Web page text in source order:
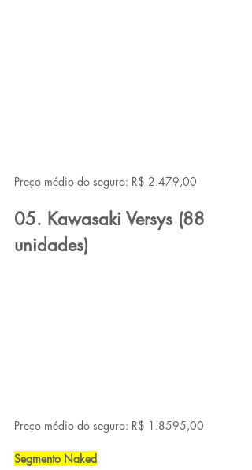
Preço médio do seguro: R$ 2.479,00
05. Kawasaki Versys (88
unidades)
Preço médio do seguro: R$ 1.8595,00
Segmento Naked